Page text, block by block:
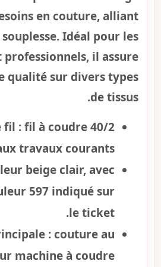
en couture, alliant
Idéal pour les
il assure
qualité sur divers types
de tissus.
fil :fil à coudre 40/2
travaux courants.
beige clair, avec
597 indiqué sur
le ticket.
: couture au
machine à coudre.